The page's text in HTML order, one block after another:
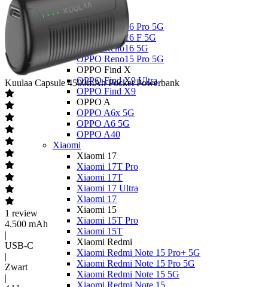
OPPO
OPPO Reno
OPPO Reno16 Pro 5G
OPPO Reno16 F 5G
OPPO Reno16 5G
OPPO Reno15 Pro 5G
OPPO Find X
OPPO Find X9 Ultra
OPPO Find X9
OPPO A
OPPO A6x 5G
OPPO A6 5G
OPPO A40
Xiaomi
Xiaomi 17
Xiaomi 17T Pro
Xiaomi 17T
Xiaomi 17 Ultra
Xiaomi 17
Xiaomi 15
Xiaomi 15T Pro
Xiaomi 15T
Xiaomi Redmi
Xiaomi Redmi Note 15 Pro+ 5G
Xiaomi Redmi Note 15 Pro 5G
Xiaomi Redmi Note 15 5G
Xiaomi Redmi Note 15
Kuulaa Capsule 4500mAh Pocket Powerbank
1 review
4.500 mAh
|
USB-C
|
Zwart
|